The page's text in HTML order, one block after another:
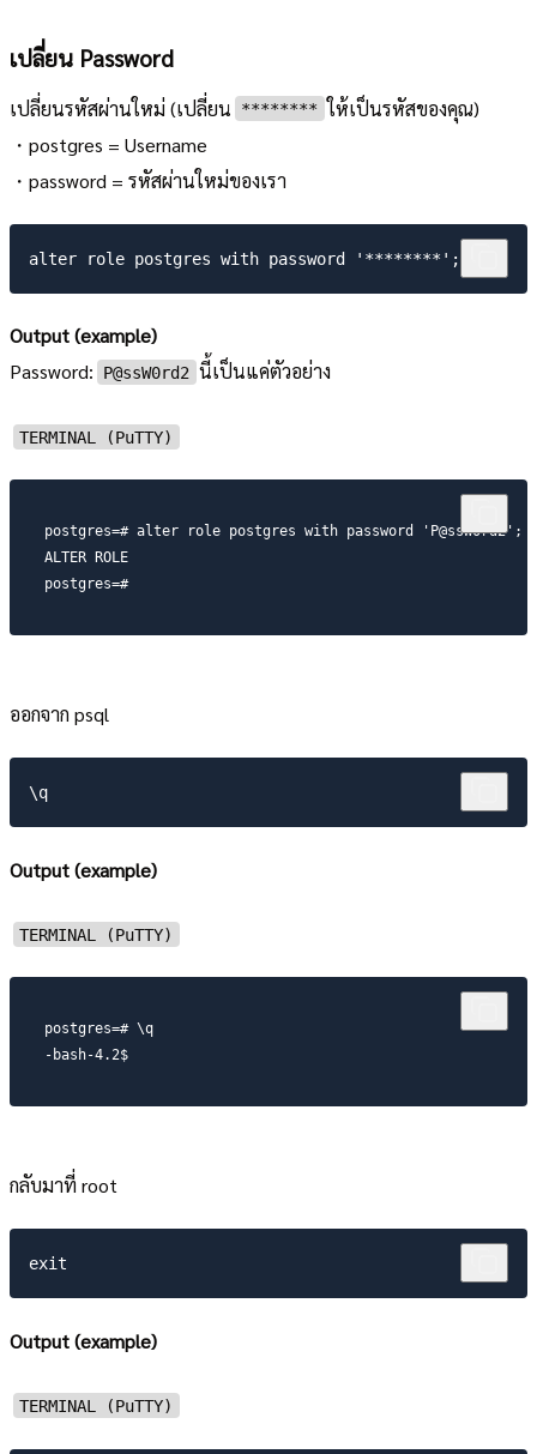
เปลี่ยน Password
เปลี่ยนรหัสผ่านใหม่ (เปลี่ยน ******** ให้เป็นรหัสของคุณ)
・postgres = Username
・password = รหัสผ่านใหม่ของเรา
Output (example)
Password:
P@ssW0rd2 นี้เป็นแค่ตัวอย่าง
TERMINAL (PuTTY)
postgres=# alter role postgres with password 'P@ssW0rd2';
ALTER ROLE
postgres=#
ออกจาก psql
Output (example)
TERMINAL (PuTTY)
postgres=# \q
-bash-4.2$
กลับมาที่ root
Output (example)
TERMINAL (PuTTY)